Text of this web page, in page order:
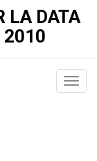
LA DATA
2010